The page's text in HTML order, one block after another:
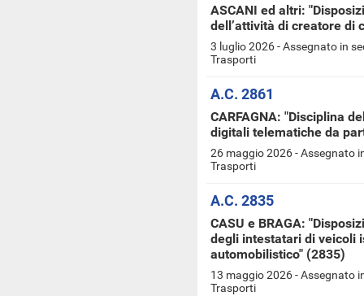
ASCANI ed altri:
dell’attività di creatore di
3 luglio 2026 - Assegnato in
Trasporti
A.C. 2861
CARFAGNA: "Disciplina
digitali telematiche da
26 maggio 2026 - Assegnato
Trasporti
A.C. 2835
CASU e BRAGA:
degli intestatari di veicoli
automobilistico" (2835)
13 maggio 2026 - Assegnato
Trasporti